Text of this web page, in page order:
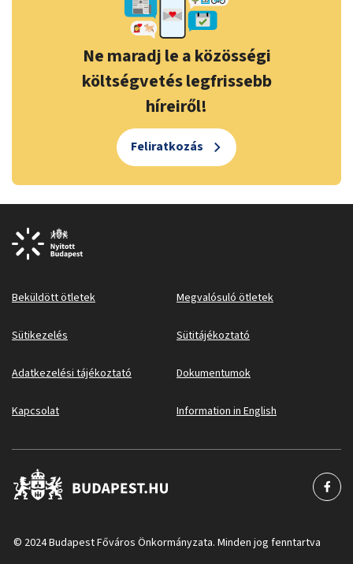
Ne maradj le a közösségi
költségvetés legfrissebb
híreiről!
Feliratkozás
Beküldött ötletek Megvalósuló ötletek
Sütikezelés Sütitájékoztató
Adatkezelési tájékoztató Dokumentumok
Kapcsolat Information in English
© 2024 Budapest Főváros Önkormányzata. Minden jog fenntartva